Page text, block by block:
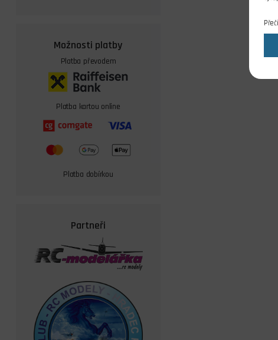
Možnosti platby
Platba převodem
Platba kartou online
Platba dobírkou
Partneři